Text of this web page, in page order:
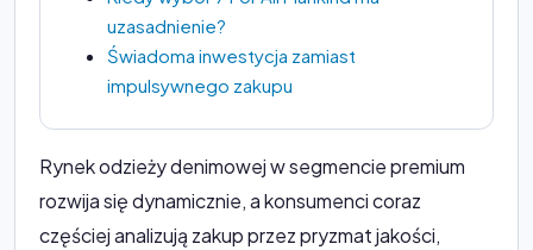
uzasadnienie?
Świadoma inwestycja zamiast
impulsywnego zakupu
Rynek odzieży denimowej w segmencie premium
rozwija się dynamicznie, a konsumenci coraz
częściej analizują zakup przez pryzmat jakości,